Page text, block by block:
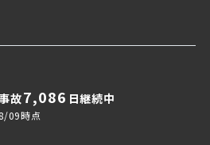
故7,086 日継続中
09時点